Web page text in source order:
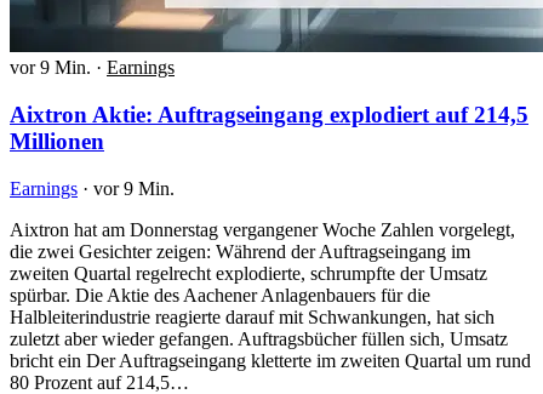
vor 9 Min. · Earnings
Aixtron Aktie: Auftragseingang explodiert auf 214,5
Millionen
Earnings · vor 9 Min.
Aixtron hat am Donnerstag vergangener Woche Zahlen vorgelegt,
die zwei Gesichter zeigen: Während der Auftragseingang im
zweiten Quartal regelrecht explodierte, schrumpfte der Umsatz
spürbar. Die Aktie des Aachener Anlagenbauers für die
Halbleiterindustrie reagierte darauf mit Schwankungen, hat sich
zuletzt aber wieder gefangen. Auftragsbücher füllen sich, Umsatz
bricht ein Der Auftragseingang kletterte im zweiten Quartal um rund
80 Prozent auf 214,5…